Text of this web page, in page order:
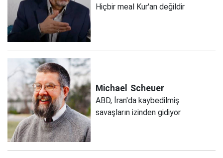
Hiçbir meal Kur'an değildir
Michael Scheuer
ABD, İran'da kaybedilmiş
savaşların izinden gidiyor